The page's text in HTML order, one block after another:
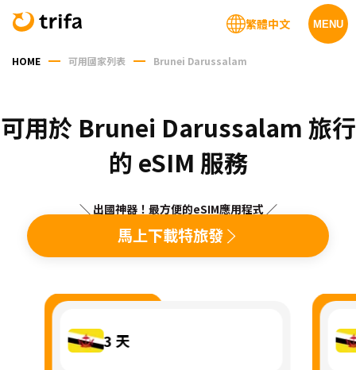
MENU
繁體中文
HOME 可用國家列表 Brunei Darussalam
可用於 Brunei Darussalam 旅行
的 eSIM 服務
＼ 出國神器！最方便的eSIM應用程式 ／
馬上下載特旅發
3 天